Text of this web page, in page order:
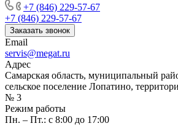
+7 (846) 229-57-67
+7 (846) 229-57-67
Заказать звонок
Email
servis@megat.ru
Адрес
Самарская область, муниципальный
сельское поселение Лопатино,
№ 3
Режим работы
Пн. – Пт.: с 8:00 до 17:00